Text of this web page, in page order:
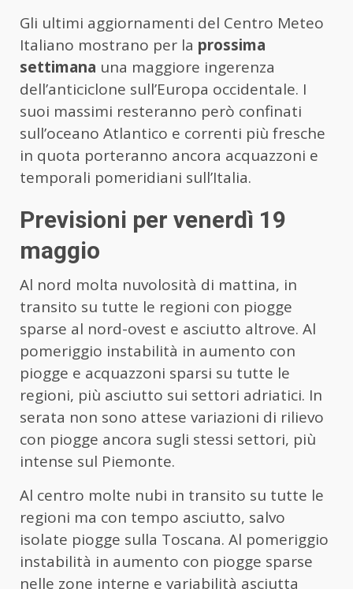
Gli ultimi aggiornamenti del Centro Meteo
Italiano mostrano per la prossima
settimana una maggiore ingerenza
dell’anticiclone sull’Europa occidentale. I
suoi massimi resteranno però confinati
sull’oceano Atlantico e correnti più fresche
in quota porteranno ancora acquazzoni e
temporali pomeridiani sull’Italia.
Previsioni per venerdì 19
maggio
Al nord molta nuvolosità di mattina, in
transito su tutte le regioni con piogge
sparse al nord-ovest e asciutto altrove. Al
pomeriggio instabilità in aumento con
piogge e acquazzoni sparsi su tutte le
regioni, più asciutto sui settori adriatici. In
serata non sono attese variazioni di rilievo
con piogge ancora sugli stessi settori, più
intense sul Piemonte.
Al centro molte nubi in transito su tutte le
regioni ma con tempo asciutto, salvo
isolate piogge sulla Toscana. Al pomeriggio
instabilità in aumento con piogge sparse
nelle zone interne e variabilità asciutta